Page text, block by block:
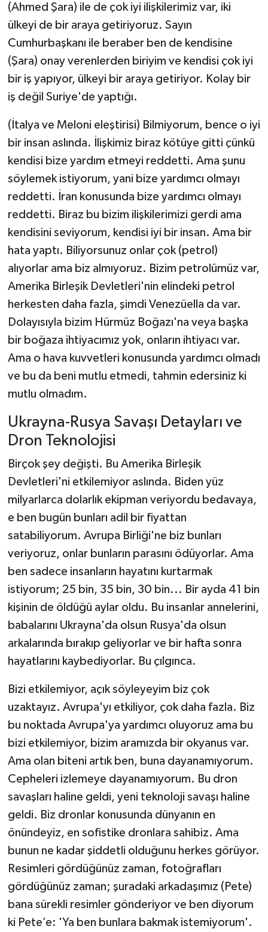
(Ahmed Şara) ile de çok iyi ilişkilerimiz var, iki
ülkeyi de bir araya getiriyoruz. Sayın
Cumhurbaşkanı ile beraber ben de kendisine
(Şara) onay verenlerden biriyim ve kendisi çok iyi
bir iş yapıyor, ülkeyi bir araya getiriyor. Kolay bir
iş değil Suriye'de yaptığı.
(İtalya ve Meloni eleştirisi) Bilmiyorum, bence o iyi
bir insan aslında. İlişkimiz biraz kötüye gitti çünkü
kendisi bize yardım etmeyi reddetti. Ama şunu
söylemek istiyorum, yani bize yardımcı olmayı
reddetti. İran konusunda bize yardımcı olmayı
reddetti. Biraz bu bizim ilişkilerimizi gerdi ama
kendisini seviyorum, kendisi iyi bir insan. Ama bir
hata yaptı. Biliyorsunuz onlar çok (petrol)
alıyorlar ama biz almıyoruz. Bizim petrolümüz var,
Amerika Birleşik Devletleri'nin elindeki petrol
herkesten daha fazla, şimdi Venezüella da var.
Dolayısıyla bizim Hürmüz Boğazı'na veya başka
bir boğaza ihtiyacımız yok, onların ihtiyacı var.
Ama o hava kuvvetleri konusunda yardımcı olmadı
ve bu da beni mutlu etmedi, tahmin edersiniz ki
mutlu olmadım.
Ukrayna-Rusya Savaşı Detayları ve
Dron Teknolojisi
Birçok şey değişti. Bu Amerika Birleşik
Devletleri'ni etkilemiyor aslında. Biden yüz
milyarlarca dolarlık ekipman veriyordu bedavaya,
e ben bugün bunları adil bir fiyattan
satabiliyorum. Avrupa Birliği'ne biz bunları
veriyoruz, onlar bunların parasını ödüyorlar. Ama
ben sadece insanların hayatını kurtarmak
istiyorum; 25 bin, 35 bin, 30 bin... Bir ayda 41 bin
kişinin de öldüğü aylar oldu. Bu insanlar annelerini,
babalarını Ukrayna'da olsun Rusya'da olsun
arkalarında bırakıp geliyorlar ve bir hafta sonra
hayatlarını kaybediyorlar. Bu çılgınca.
Bizi etkilemiyor, açık söyleyeyim biz çok
uzaktayız. Avrupa'yı etkiliyor, çok daha fazla. Biz
bu noktada Avrupa'ya yardımcı oluyoruz ama bu
bizi etkilemiyor, bizim aramızda bir okyanus var.
Ama olan biteni artık ben, buna dayanamıyorum.
Cepheleri izlemeye dayanamıyorum. Bu dron
savaşları haline geldi, yeni teknoloji savaşı haline
geldi. Biz dronlar konusunda dünyanın en
önündeyiz, en sofistike dronlara sahibiz. Ama
bunun ne kadar şiddetli olduğunu herkes görüyor.
Resimleri gördüğünüz zaman, fotoğrafları
gördüğünüz zaman; şuradaki arkadaşımız (Pete)
bana sürekli resimler gönderiyor ve ben diyorum
ki Pete’e: 'Ya ben bunlara bakmak istemiyorum'.